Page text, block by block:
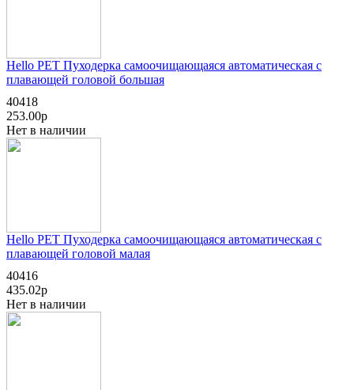
Hello PET Пуходерка самоочищающаяся автоматическая с
плавающей головой большая
40418
253.00р
Нет в наличии
Hello PET Пуходерка самоочищающаяся автоматическая с
плавающей головой малая
40416
435.02р
Нет в наличии